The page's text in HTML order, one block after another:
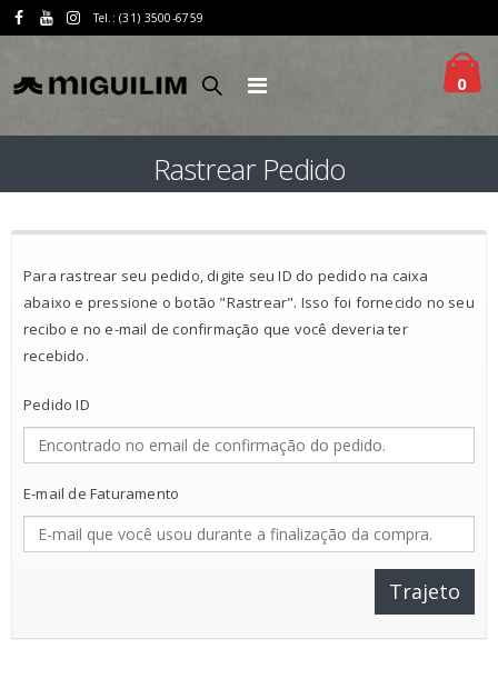
Tel.: (31) 3500-6759
0
Rastrear Pedido
Para rastrear seu pedido, digite seu ID do pedido na caixa
abaixo e pressione o botão "Rastrear". Isso foi fornecido no seu
recibo e no e-mail de confirmação que você deveria ter
recebido.
Pedido ID
E-mail de Faturamento
Trajeto